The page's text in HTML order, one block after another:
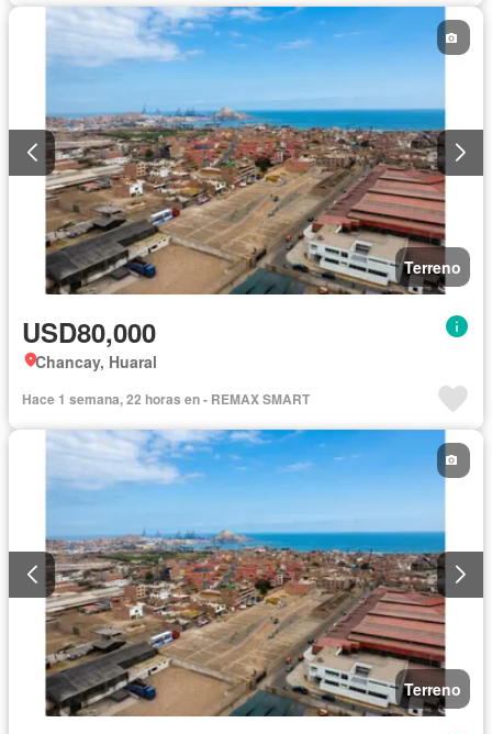
Terreno
USD80,000
Chancay, Huaral
Hace 1 semana, 22 horas en - REMAX SMART
Terreno